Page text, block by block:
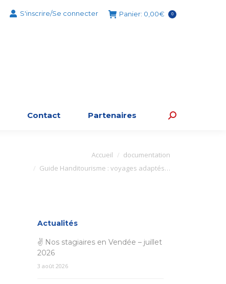
S'inscrire/Se connecter Panier: 0,00€ 0
Contact Partenaires
Recherche
Accueil
documentation
Guide Handitourisme : voyages adaptés…
Actualités
✌ Nos stagiaires en Vendée – juillet
2026
3 août 2026